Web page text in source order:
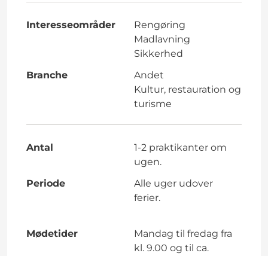
Interesseområder
Rengøring
Madlavning
Sikkerhed
Branche
Andet
Kultur, restauration og
turisme
Antal
1-2 praktikanter om
ugen.
Periode
Alle uger udover
ferier.
Mødetider
Mandag til fredag fra
kl. 9.00 og til ca.